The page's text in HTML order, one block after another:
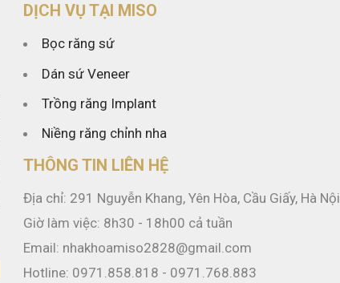
DỊCH VỤ TẠI MISO
Bọc răng sứ
Dán sứ Veneer
Trồng răng Implant
Niềng răng chỉnh nha
THÔNG TIN LIÊN HỆ
Địa chỉ: 291 Nguyễn Khang, Yên Hòa, Cầu Giấy, Hà Nội
Giờ làm việc: 8h30 - 18h00 cả tuần
Email: nhakhoamiso2828@gmail.com
Hotline: 0971.858.818 - 0971.768.883